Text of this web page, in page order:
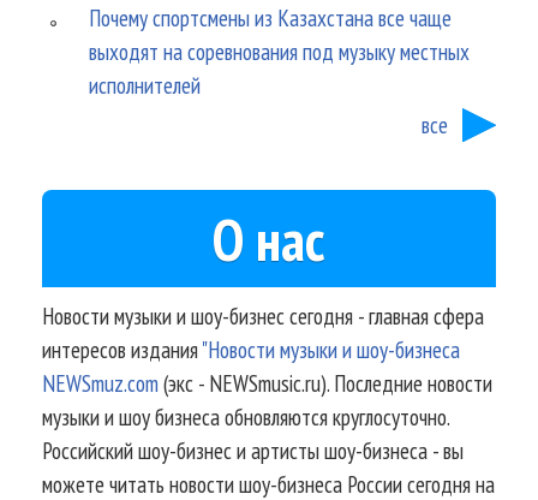
Почему спортсмены из Казахстана все чаще
выходят на соревнования под музыку местных
исполнителей
все
О нас
Новости музыки и шоу-бизнес сегодня - главная сфера
интересов издания"Новости музыки и шоу-бизнеса
NEWSmuz.com(экс - NEWSmusic.ru). Последние новости
музыки и шоу бизнеса обновляются круглосуточно.
Российский шоу-бизнес и артисты шоу-бизнеса - вы
можете читать новости шоу-бизнеса России сегодня на